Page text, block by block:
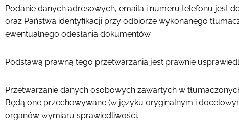
Podanie danych adresowych, emaila i numeru telefonu jest
oraz Państwa identyfikacji przy odbiorze wykonanego
ewentualnego odesłania dokumentów.
Podstawą prawną tego przetwarzania jest prawnie
Przetwarzanie danych osobowych zawartych w
Będą one przechowywane (w języku oryginalnym i
organów wymiaru sprawiedliwości.